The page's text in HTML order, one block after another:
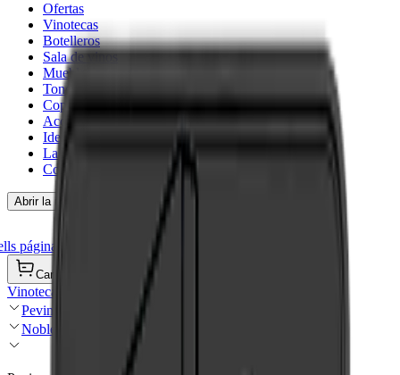
Ofertas
Vinotecas
Botelleros
Sala de vinos
Muebles para vino
Toneles de vino
Copa de vino
Accesorios para vino
Ideas de regalo
La inspiración
Consultoría
Abrir la navegación
página de inicio
Carrito de compra
Vinotecas
Pevino
Noble